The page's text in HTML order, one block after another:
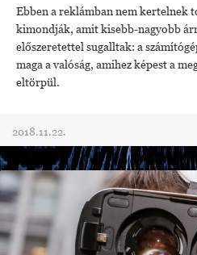
Ebben a reklámban nem kertelnek
kimondják, amit kisebb-nagyobb
előszeretettel sugalltak: a
maga a valóság, amihez képest a
eltörpül.
2018.11.22.